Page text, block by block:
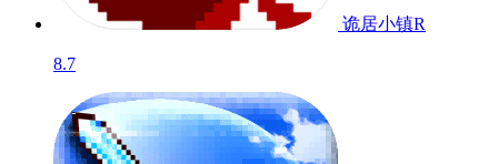
诡居小镇R
8.7